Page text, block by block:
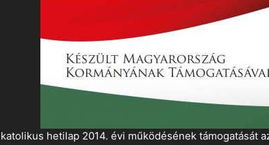
katolikus hetilap 2014. évi működésének támogatását